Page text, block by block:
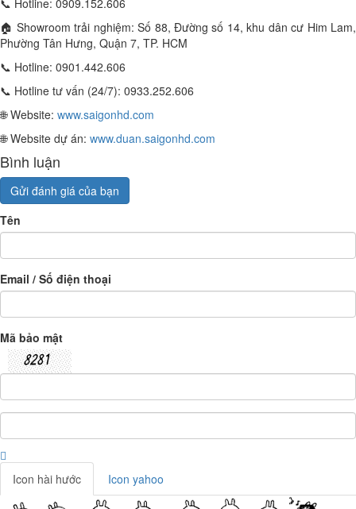
📞 Hotline: 0909.152.606
🏠 Showroom trải nghiệm: Số 88, Đường số 14, khu dân cư Him Lam,
Phường Tân Hưng, Quận 7, TP. HCM
📞 Hotline: 0901.442.606
📞 Hotline tư vấn (24/7): 0933.252.606
🌐 Website: www.saigonhd.com
🌐 Website dự án: www.duan.saigonhd.com
Bình luận
Gửi đánh giá của bạn
Tên
Email / Số điện thoại
Mã bảo mật
Icon hài hước Icon yahoo